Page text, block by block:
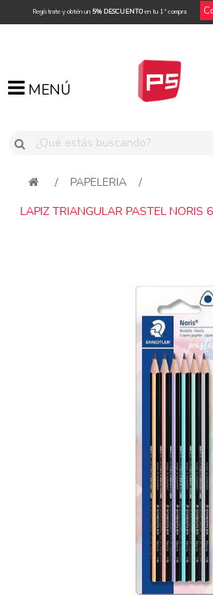
Regístrate y obtén un 5% DESCUENTOen tu 1ª compra
MENÚ
MENÚ
/ PAPELERIA
/
LAPIZ TRIANGULAR PASTEL NORIS